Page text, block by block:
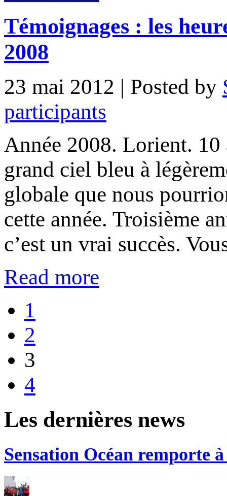
Témoignages : les
2008
23 mai 2012 | Posted by
participants
Année 2008. Lorient.
grand ciel bleu à
globale que nous
cette année. Troisième
c’est un vrai succès.
Read more
1
2
3
4
Les dernières news
Sensation Océan remporte